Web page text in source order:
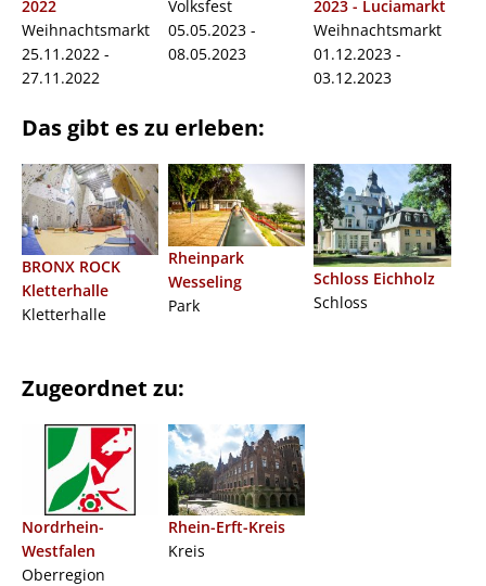
2022
Weihnachtsmarkt
25.11.2022 -
27.11.2022
Volksfest
05.05.2023 -
08.05.2023
2023 - Luciamarkt
Weihnachtsmarkt
01.12.2023 -
03.12.2023
Das gibt es zu erleben:
BRONX ROCK
Kletterhalle
Kletterhalle
Rheinpark
Wesseling
Park
Schloss Eichholz
Schloss
Zugeordnet zu:
Nordrhein-
Westfalen
Oberregion
Rhein-Erft-Kreis
Kreis